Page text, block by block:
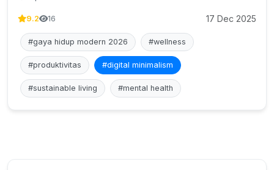
9.2 16 17 Dec 2025
#gaya hidup modern 2026 #wellness
#produktivitas #digital minimalism
#sustainable living #mental health